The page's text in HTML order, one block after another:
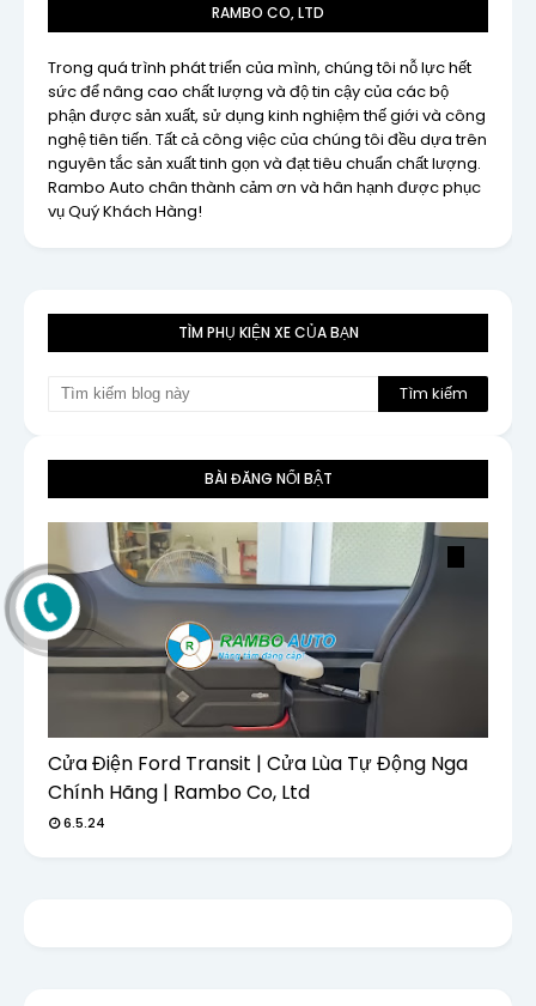
RAMBO CO, LTD
Trong quá trình phát triển của mình, chúng tôi nỗ lực hết
sức để nâng cao chất lượng và độ tin cậy của các bộ
phận được sản xuất, sử dụng kinh nghiệm thế giới và công
nghệ tiên tiến. Tất cả công việc của chúng tôi đều dựa trên
nguyên tắc sản xuất tinh gọn và đạt tiêu chuẩn chất lượng.
Rambo Auto chân thành cảm ơn và hân hạnh được phục
vụ Quý Khách Hàng!
TÌM PHỤ KIỆN XE CỦA BẠN
BÀI ĐĂNG NỔI BẬT
Cửa Điện Ford Transit | Cửa Lùa Tự Động Nga
Chính Hãng | Rambo Co, Ltd
6.5.24